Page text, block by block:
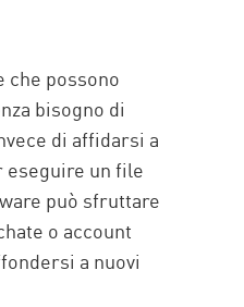
che possono
bisogno di
di affidarsi a
eseguire un file
può sfruttare
o account
a nuovi